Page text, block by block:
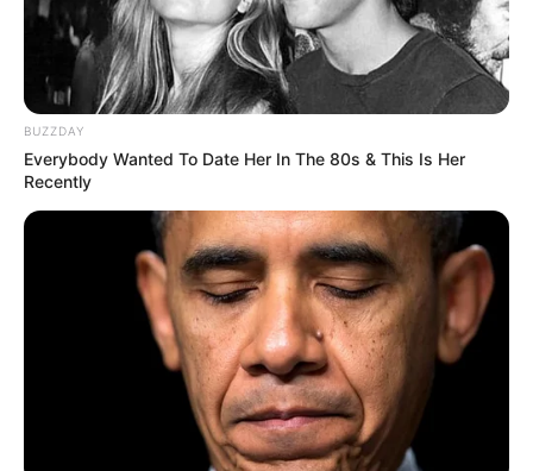
„Rosyjska Piątka”(od 21 lutego)
Pod koniec lat 80-tych drużyna hokejowa Detroit
BUZZDAY
Everybody Wanted To Date Her In The 80s & This Is Her
Recently